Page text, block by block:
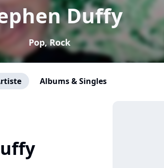
Duffy
Pop, Rock
Albums & Singles